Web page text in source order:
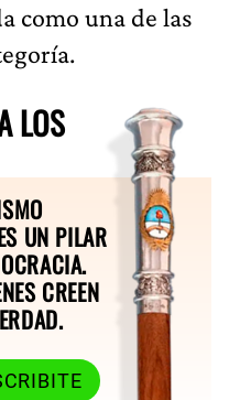
como una de las
LOS
UN PILAR
CREEN